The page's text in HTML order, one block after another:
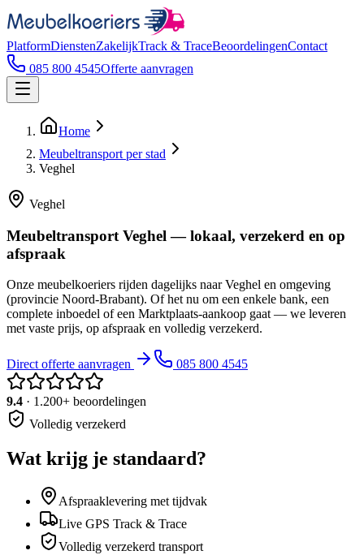
PlatformDienstenZakelijkTrack & TraceBeoordelingenContact
085 800 4545Offerte aanvragen
Home
Meubeltransport per stad
Veghel
Veghel
Meubeltransport Veghel — lokaal, verzekerd en op
afspraak
Onze meubelkoeriers rijden dagelijks naar Veghel en omgeving
(provincie Noord-Brabant). Of het nu om een enkele bank, een
complete inboedel of een Marktplaats-aankoop gaat — we leveren
met vaste prijs, op afspraak en volledig verzekerd.
Direct offerte aanvragen 085 800 4545
9.4 · 1.200+ beoordelingen
Volledig verzekerd
Wat krijg je standaard?
Afspraaklevering met tijdvak
Live GPS Track & Trace
Volledig verzekerd transport